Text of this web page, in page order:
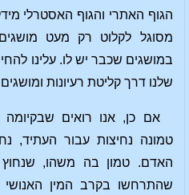
הגוף האתרי והגוף האסטרלי
מסוגל לקלוט רק מעט
במושגים שכבר יש לו. עלינו
שלנו דרך קליטת רעיונות ומושגים
אם כן, אנו רואים
טמונה נחיצות עבור העתיד,
האדם. טמון בה משהו,
שהתרחשו בקרב המין